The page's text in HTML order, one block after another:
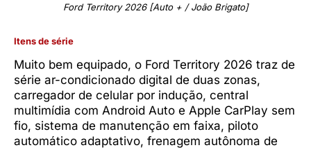
Ford Territory 2026 [Auto + / João Brigato]
Itens de série
Muito bem equipado, o Ford Territory 2026 traz de
série ar-condicionado digital de duas zonas,
carregador de celular por indução, central
multimídia com Android Auto e Apple CarPlay sem
fio, sistema de manutenção em faixa, piloto
automático adaptativo, frenagem autônoma de